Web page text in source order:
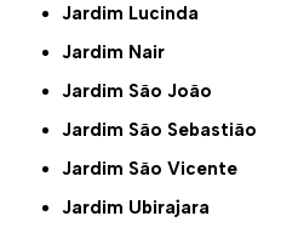
Jardim Lucinda
Jardim Nair
Jardim São João
Jardim São Sebastião
Jardim São Vicente
Jardim Ubirajara